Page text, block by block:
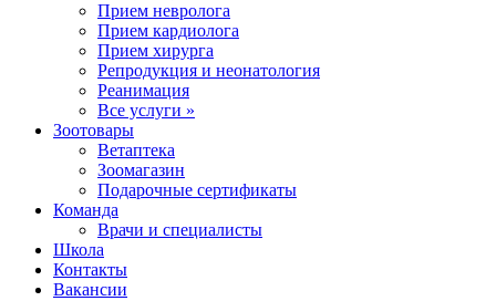
Прием невролога
Прием кардиолога
Прием хирурга
Репродукция и неонатология
Реанимация
Все услуги »
Зоотовары
Ветаптека
Зоомагазин
Подарочные сертификаты
Команда
Врачи и специалисты
Школа
Контакты
Вакансии